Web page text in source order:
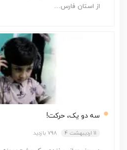
از استان فارس…
سه دو یک، حرکت!
11 اردیبهشت 4 798 بازدید